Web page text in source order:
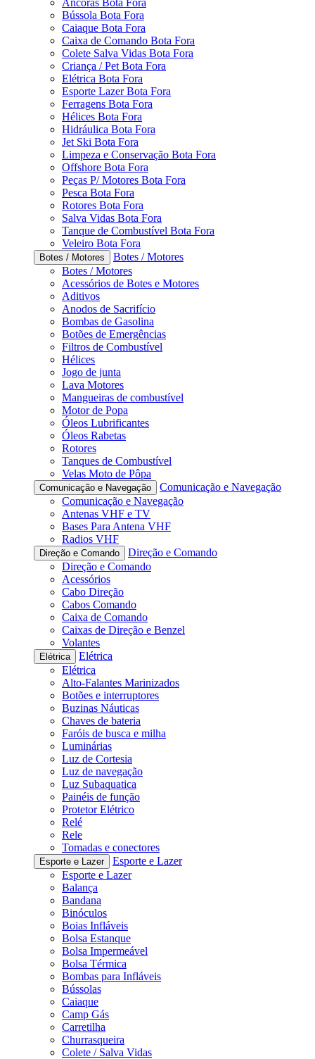
Bússola Bota Fora
Caiaque Bota Fora
Caixa de Comando Bota Fora
Colete Salva Vidas Bota Fora
Criança / Pet Bota Fora
Elétrica Bota Fora
Esporte Lazer Bota Fora
Ferragens Bota Fora
Hélices Bota Fora
Hidráulica Bota Fora
Jet Ski Bota Fora
Limpeza e Conservação Bota Fora
Offshore Bota Fora
Peças P/ Motores Bota Fora
Pesca Bota Fora
Rotores Bota Fora
Salva Vidas Bota Fora
Tanque de Combustível Bota Fora
Veleiro Bota Fora
Botes / Motores
Botes / Motores
Botes / Motores
Acessórios de Botes e Motores
Aditivos
Anodos de Sacrifício
Bombas de Gasolina
Botões de Emergências
Filtros de Combustível
Hélices
Jogo de junta
Lava Motores
Mangueiras de combustível
Motor de Popa
Óleos Lubrificantes
Óleos Rabetas
Rotores
Tanques de Combustível
Velas Moto de Pôpa
Comunicação e Navegação
Comunicação e Navegação
Comunicação e Navegação
Antenas VHF e TV
Bases Para Antena VHF
Radios VHF
Direção e Comando
Direção e Comando
Direção e Comando
Acessórios
Cabo Direção
Cabos Comando
Caixa de Comando
Caixas de Direção e Benzel
Volantes
Elétrica
Elétrica
Elétrica
Alto-Falantes Marinizados
Botões e interruptores
Buzinas Náuticas
Chaves de bateria
Faróis de busca e milha
Luminárias
Luz de Cortesia
Luz de navegação
Luz Subaquatica
Painéis de função
Protetor Elétrico
Relé
Rele
Tomadas e conectores
Esporte e Lazer
Esporte e Lazer
Esporte e Lazer
Balança
Bandana
Binóculos
Boias Infláveis
Bolsa Estanque
Bolsa Impermeável
Bolsa Térmica
Bombas para Infláveis
Bússolas
Caiaque
Camp Gás
Carretilha
Churrasqueira
Colete / Salva Vidas